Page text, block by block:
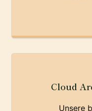
Cloud
Unsere